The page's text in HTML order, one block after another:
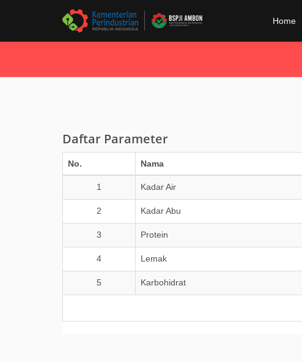
Home
Daftar Parameter
No. Nama
1 Kadar Air
2 Kadar Abu
3 Protein
4 Lemak
5 Karbohidrat